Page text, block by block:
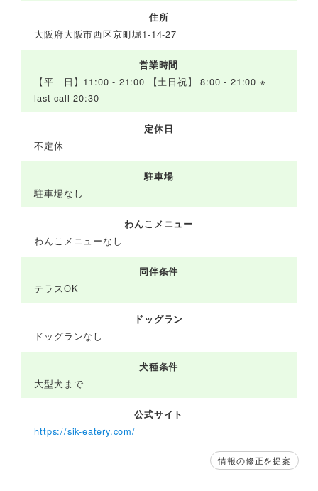
住所
大阪府大阪市西区京町堀1-14-27
営業時間
【平 日】11:00 - 21:00 【土日祝】 8:00 - 21:00 ※
last call 20:30
定休日
不定休
駐車場
駐車場なし
わんこメニュー
わんこメニューなし
同伴条件
テラスOK
ドッグラン
ドッグランなし
犬種条件
大型犬まで
公式サイト
https://sik-eatery.com/
情報の修正を提案